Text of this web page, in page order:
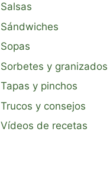
Salsas
Sándwiches
Sopas
Sorbetes y granizados
Tapas y pinchos
Trucos y consejos
Vídeos de recetas